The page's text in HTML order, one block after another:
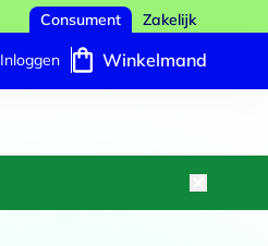
Consument Zakelijk
Inloggen Winkelmand